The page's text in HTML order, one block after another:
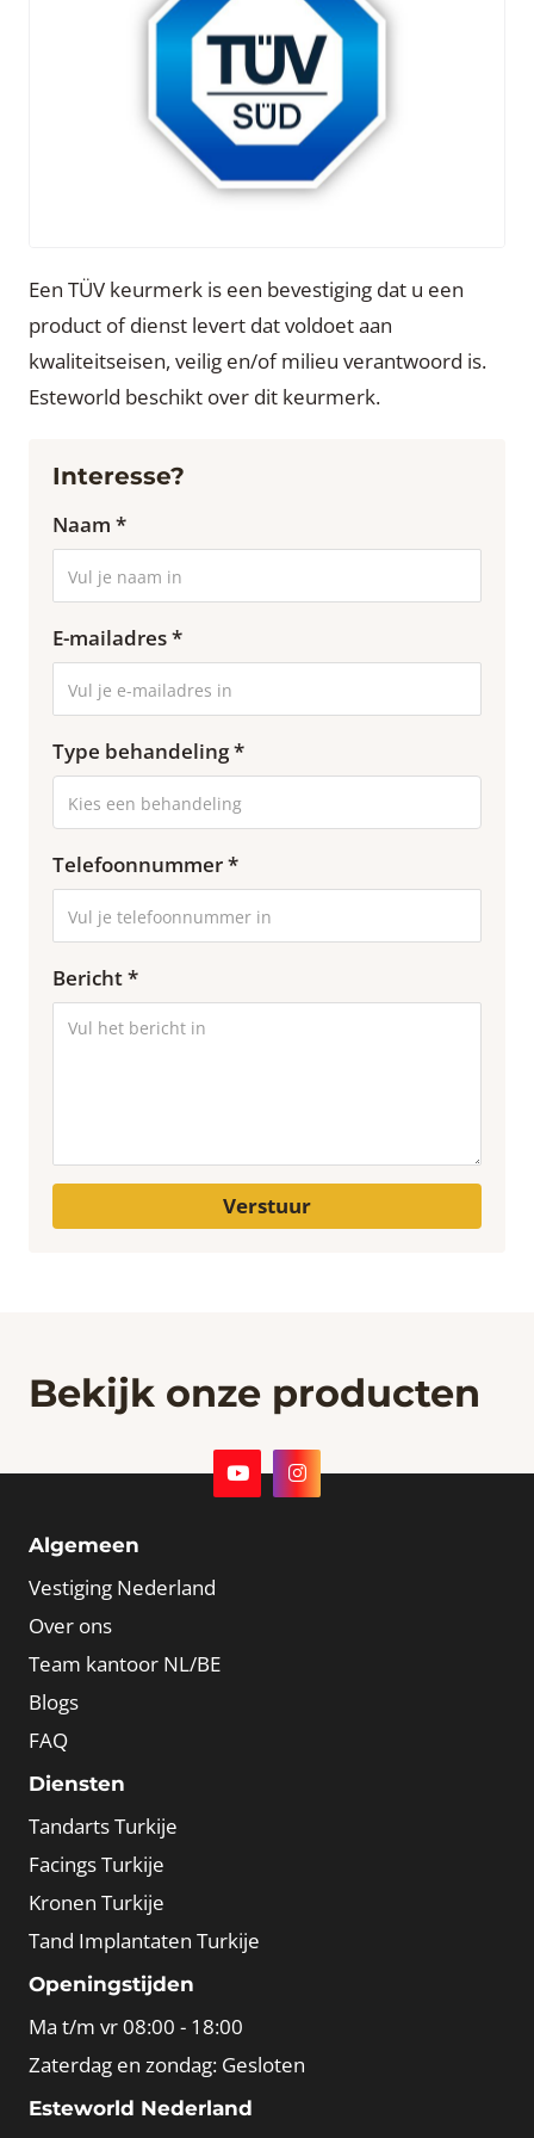
Een TÜV keurmerk is een bevestiging dat u een
product of dienst levert dat voldoet aan
kwaliteitseisen, veilig en/of milieu verantwoord is.
Esteworld beschikt over dit keurmerk.
Interesse?
Naam *
E-mailadres *
Type behandeling *
Telefoonnummer *
Bericht *
Verstuur
Bekijk onze producten
Algemeen
Vestiging Nederland
Over ons
Team kantoor NL/BE
Blogs
FAQ
Diensten
Tandarts Turkije
Facings Turkije
Kronen Turkije
Tand Implantaten Turkije
Openingstijden
Ma t/m vr 08:00 - 18:00
Zaterdag en zondag: Gesloten
Esteworld Nederland